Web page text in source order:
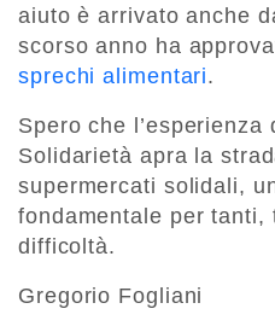
aiuto è arrivato anche
scorso anno ha
sprechi alimentari.
Spero che l’esperienza
Solidarietà apra la
supermercati solidali,
fondamentale per tanti,
difficoltà.
Gregorio Fogliani